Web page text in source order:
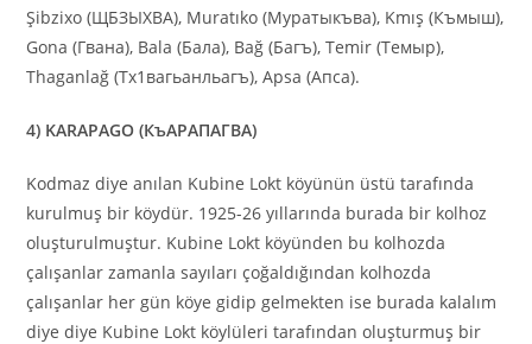
Şibzixo (ЩБЗЫХВА), Muratıko (Муратыкъва), Kmış (Къмыш),
Gona (Гвана), Bala (Бала), Bağ (Багъ), Temir (Темыр),
Thaganlağ (Тх1вагьанльагъ), Apsa (Апса).
4) KARAPAGO (КъАРАПАГВА)
Kodmaz diye anılan Kubine Lokt köyünün üstü tarafında
kurulmuş bir köydür. 1925-26 yıllarında burada bir kolhoz
oluşturulmuştur. Kubine Lokt köyünden bu kolhozda
çalışanlar zamanla sayıları çoğaldığından kolhozda
çalışanlar her gün köye gidip gelmekten ise burada kalalım
diye diye Kubine Lokt köylüleri tarafından oluşturmuş bir